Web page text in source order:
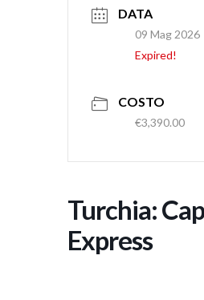
DATA
09 Mag 2026
Expired!
COSTO
€3,390.00
Turchia:
Express